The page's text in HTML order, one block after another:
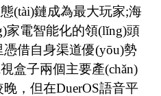
(tài)鏈成為最大玩家;海
家電智能化的領(lǐng)頭
憑借自身渠道優(yōu)勢
盒子兩個主要產(chǎn)
，但在DuerOS語音平